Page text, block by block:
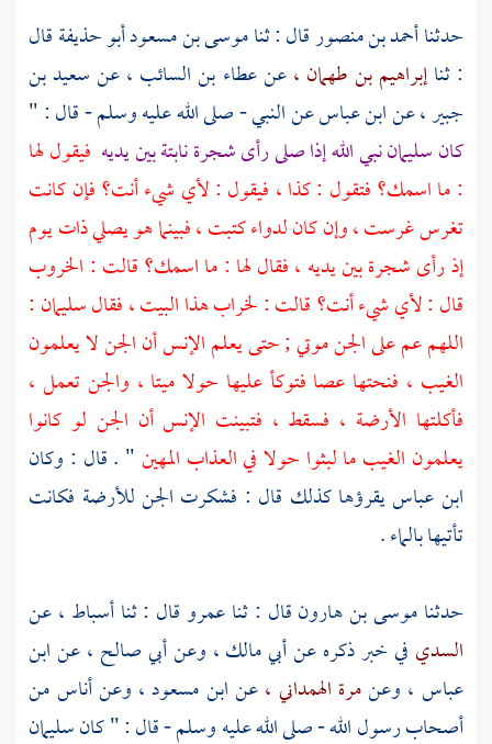
حدثناأحمد بن منصورقال : ثناموسى بن مسعود أبو حذيفةقال
: ثناإبراهيم بن طهمان ،عنعطاء بن السائب ،عنسعيد بن
جبير ،عنابن عباسعن النبي - صلى الله عليه وسلم - قال : "
كانسليماننبي الله إذا صلى رأى شجرة نابتة بين يديه فيقول لها
: ما اسمك؟ فتقول : كذا ، فيقول : لأي شيء أنت؟ فإن كانت
تغرس غرست ، وإن كان لدواء كتبت ، فبينما هو يصلي ذات يوم
إذ رأى شجرة بين يديه ، فقال لها : ما اسمك؟ قالت : الخروب
قال : لأي شيء أنت؟ قالت : لخراب هذا البيت ، فقالسليمان :
اللهم عم على الجن موتي ; حتى يعلم الإنس أن الجن لا يعلمون
الغيب ، فنحتها عصا فتوكأ عليها حولا ميتا ، والجن تعمل ،
فأكلتها الأرضة ، فسقط ، فتبينت الإنس أن الجن لو كانوا
يعلمون الغيب ما لبثوا حولا في العذاب المهين" . قال : وكان
ابن عباسيقرؤها كذلك قال : فشكرت الجن للأرضة فكانت
تأتيها بالماء .
حدثناموسى بن هارونقال : ثناعمروقال : ثناأسباط ،عن
السدي في خبر ذكره عنأبي مالك ، وعنأبي صالح ،عنابن
عباس ، وعنمرة الهمداني ،عنابن مسعود ، وعن أناس من
أصحاب رسول الله - صلى الله عليه وسلم - قال : " كانسليمان